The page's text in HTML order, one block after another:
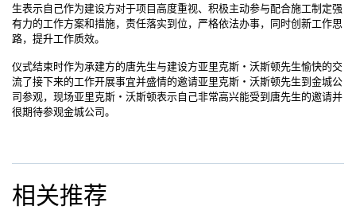
生表示自己作为建设方对于项目高度重视、积极主动参与配合施工制定强
有力的工作方案和措施，责任落实到位，严格依法办事，同时创新工作思
路，提升工作质效。
仪式结束时作为承建方的唐先生与建设方亚里克斯・沃斯顿先生愉快的交
流了接下来的工作开展事宜并盛情的邀请亚里克斯・沃斯顿先生到金城公
司参观，现场亚里克斯・沃斯顿表示自己非常高兴能受到唐先生的邀请并
很期待参观金城公司。
相关推荐